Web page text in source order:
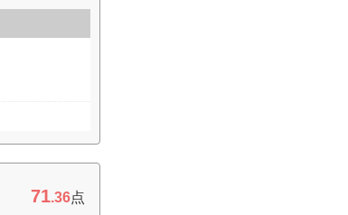
71.36点